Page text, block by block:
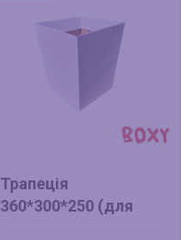
Трапеція
360*300*250 (для